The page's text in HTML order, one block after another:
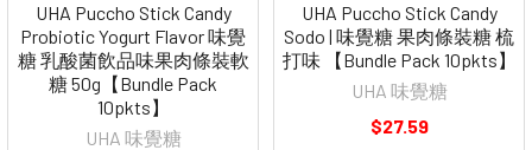
UHA Puccho Stick Candy
Probiotic Yogurt Flavor 味覺
糖 乳酸菌飲品味果肉條裝軟
糖 50g【Bundle Pack
10pkts】
UHA 味覺糖
UHA Puccho Stick Candy
Sodo | 味覺糖 果肉條裝糖 梳
打味 【Bundle Pack 10pkts】
UHA 味覺糖
$27.59